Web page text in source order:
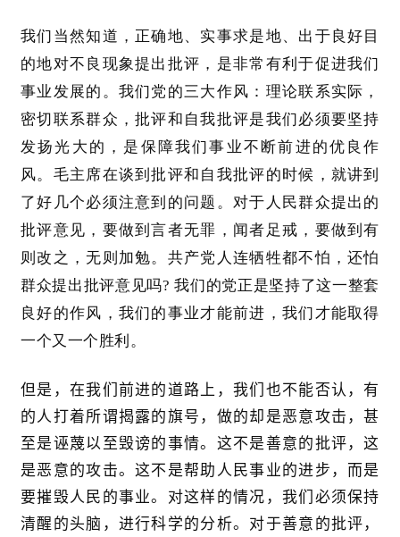
首
页
文
章
分
专
题
表
快
讯
更
多
我们当然知道，正确地、实事求是地、出于良好目
的地对不良现象提出批评，是非常有利于促进我们
事业发展的。我们党的三大作风：理论联系实际，
密切联系群众，批评和自我批评是我们必须要坚持
发扬光大的，是保障我们事业不断前进的优良作
风。毛主席在谈到批评和自我批评的时候，就讲到
了好几个必须注意到的问题。对于人民群众提出的
批评意见，要做到言者无罪，闻者足戒，要做到有
则改之，无则加勉。共产党人连牺牲都不怕，还怕
群众提出批评意见吗? 我们的党正是坚持了这一整套
良好的作风，我们的事业才能前进，我们才能取得
一个又一个胜利。
但是，在我们前进的道路上，我们也不能否认，有
的人打着所谓揭露的旗号，做的却是恶意攻击，甚
至是诬蔑以至毁谤的事情。这不是善意的批评，这
是恶意的攻击。这不是帮助人民事业的进步，而是
要摧毁人民的事业。对这样的情况，我们必须保持
清醒的头脑，进行科学的分析。对于善意的批评，